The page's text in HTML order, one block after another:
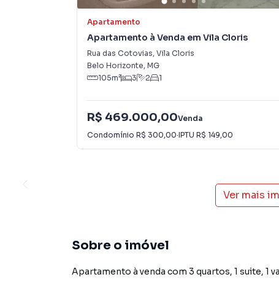
Apartamento
Apartamento à Venda em Vila Cloris
Rua das Cotovias, Vila Cloris
Belo Horizonte, MG
105m² 3 2 1
R$ 469.000,00Venda
Condomínio R$ 300,00·IPTU R$ 149,00
Ver mais
Sobre o imóvel
Apartamento à venda com 3 quartos, 1 suite, 1